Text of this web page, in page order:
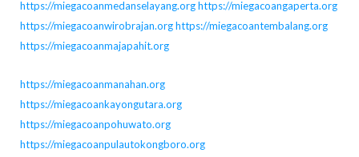
https://miegacoanmedanselayang.orghttps://miegacoangaperta.org
https://miegacoanwirobrajan.orghttps://miegacoantembalang.org
https://miegacoanmajapahit.org
https://miegacoanmanahan.org
https://miegacoankayongutara.org
https://miegacoanpohuwato.org
https://miegacoanpulautokongboro.org